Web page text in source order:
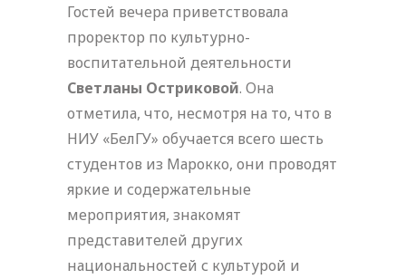
Гостей вечера приветствовала
проректор по культурно-
воспитательной деятельности
Светланы Остриковой. Она
отметила, что, несмотря на то, что в
НИУ «БелГУ» обучается всего шесть
студентов из Марокко, они проводят
яркие и содержательные
мероприятия, знакомят
представителей других
национальностей с культурой и